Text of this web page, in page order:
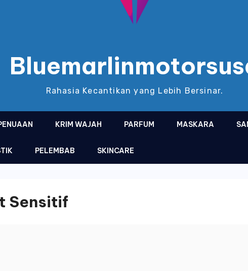
Rahasia Kecantikan yang Lebih Bersinar.
KRIM WAJAH PARFUM MASKARA
PELEMBAB SKINCARE
Sensitif